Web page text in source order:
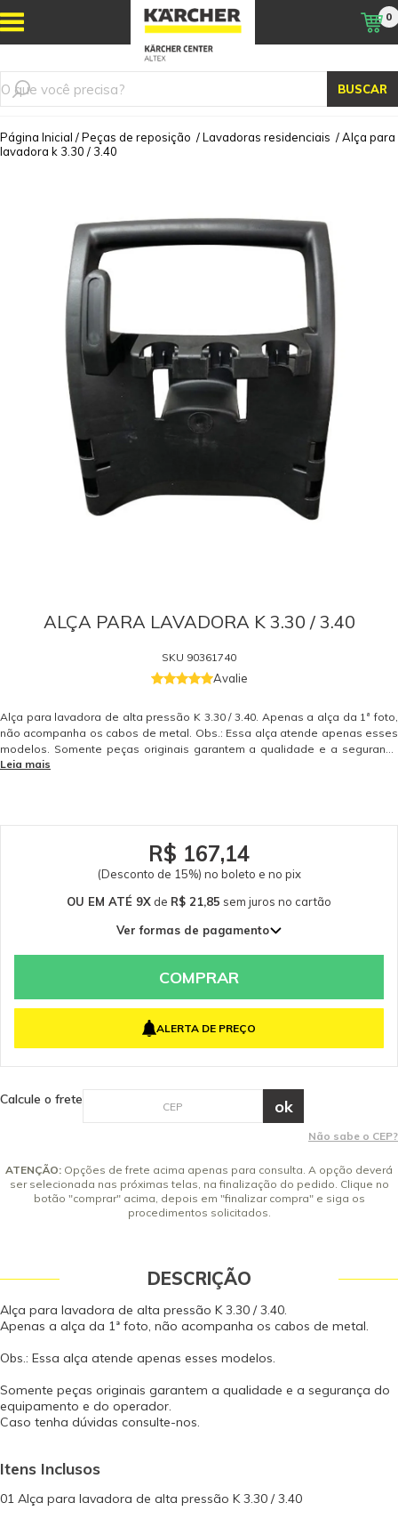
BUSCAR
0
Página Inicial /Peças de reposição /Lavadoras residenciais /Alça para
lavadora k 3.30 / 3.40
ALÇA PARA LAVADORA K 3.30 / 3.40
SKU 90361740
Avalie
Alça para lavadora de alta pressão K 3.30 / 3.40. Apenas a alça da 1ª foto,
não acompanha os cabos de metal. Obs.: Essa alça atende apenas esses
modelos. Somente peças originais garantem a qualidade e a segurança
do equipamento e do operador. Caso tenha dúvidas consulte-nos. Itens
Leia mais
R$ 167,14
(Desconto de 15%) no boleto e no pix
OU EM ATÉ 9X de R$ 21,85 sem juros no cartão
Ver formas de pagamento
2x de R$ 98,32 sem juros
5x de R$ 39,33 sem juros
8x de R$ 24,58 sem juros
9x de R$ 21,85 sem juros
COMPRAR
ALERTA DE PREÇO
Calcule o frete
Não sabe o CEP?
ATENÇÃO: Opções de frete acima apenas para consulta. A opção deverá
ser selecionada nas próximas telas, na finalização do pedido. Clique no
botão "comprar" acima, depois em "finalizar compra" e siga os
procedimentos solicitados.
DESCRIÇÃO
Alça para lavadora de alta pressão K 3.30 / 3.40.
Apenas a alça da 1ª foto, não acompanha os cabos de metal.
Obs.: Essa alça atende apenas esses modelos.
Somente peças originais garantem a qualidade e a segurança do
equipamento e do operador.
Caso tenha dúvidas consulte-nos.
Itens Inclusos
01 Alça para lavadora de alta pressão K 3.30 / 3.40